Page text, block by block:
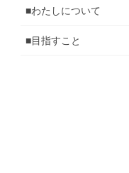
■わたしについて
■目指すこと